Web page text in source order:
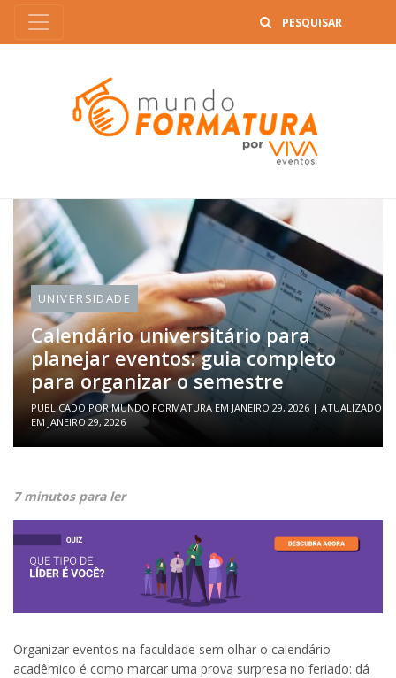
UNIVERSIDADE
Calendário universitário para
planejar eventos: guia completo
para organizar o semestre
PUBLICADO PORMUNDO FORMATURA EM JANEIRO 29, 2026 | ATUALIZADO
EM JANEIRO 29, 2026
7 minutos para ler
Organizar eventos na faculdade sem olhar o calendário
acadêmico é como marcar uma prova surpresa no feriado: dá